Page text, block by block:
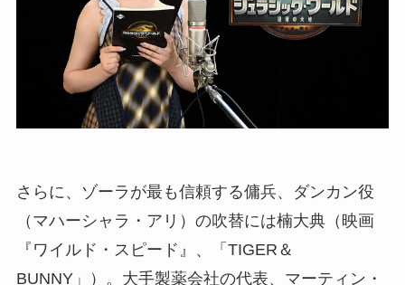
さらに、ゾーラが最も信頼する傭兵、ダンカン役
（マハーシャラ・アリ）の吹替には楠大典（映画
『ワイルド・スピード』、「TIGER＆
BUNNY」）。大手製薬会社の代表、マーティン・